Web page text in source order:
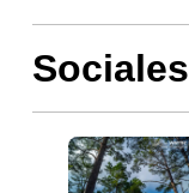
Sociales